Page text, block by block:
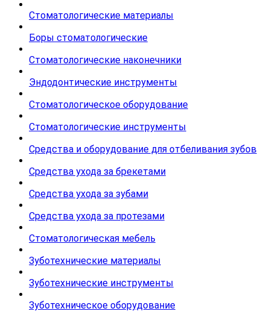
Стоматологические материалы
Боры стоматологические
Стоматологические наконечники
Эндодонтические инструменты
Стоматологическое оборудование
Стоматологические инструменты
Средства и оборудование для отбеливания зубов
Средства ухода за брекетами
Средства ухода за зубами
Средства ухода за протезами
Стоматологическая мебель
Зуботехнические материалы
Зуботехнические инструменты
Зуботехническое оборудование